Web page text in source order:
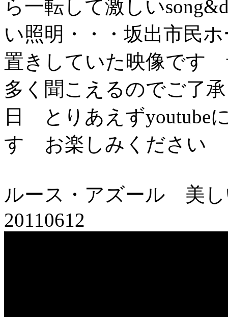
ら一転して激しい
い照明・・・坂出市民
置きしていた映像です
多く聞こえるのでご了
日 とりあえずyoutube
す お楽しみください
ルース・アズール 美し
20110612